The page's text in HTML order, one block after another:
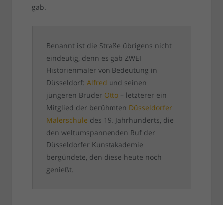
gab.
Benannt ist die Straße übrigens nicht
eindeutig, denn es gab ZWEI
Historienmaler von Bedeutung in
Düsseldorf: Alfred und seinen
jüngeren Bruder Otto– letzterer ein
Mitglied der berühmten Düsseldorfer
Malerschule des 19. Jahrhunderts, die
den weltumspannenden Ruf der
Düsseldorfer Kunstakademie
bergündete, den diese heute noch
genießt.